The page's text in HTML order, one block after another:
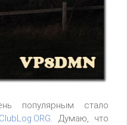
популярным стало
ClubLog.ORG. Думаю, что